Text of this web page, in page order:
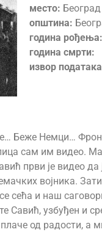
место: Београд
општина:
година рођења:
година смрти:
извор
Беже Немци… Фронт
сам им видео.
први је видео да
војника.
сећа и наш
Савић, узбуђен и
од радости, а